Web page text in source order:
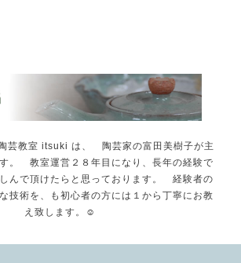
教室 itsuki は、 陶芸家の富田美樹子が主
。 教室運営２８年目になり、長年の経験で
んで頂けたらと思っております。 経験者の
技術を、も初心者の方には１から丁寧にお教
え致します。☺️